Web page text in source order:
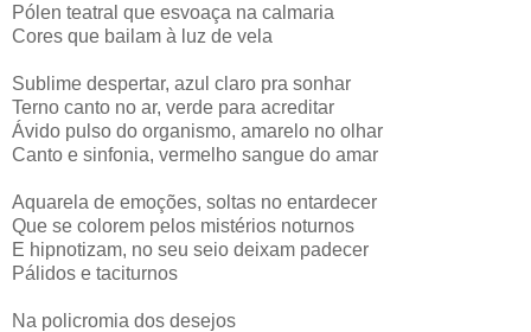
Pólen teatral que esvoaça na calmaria
Cores que bailam à luz de vela
Sublime despertar, azul claro pra sonhar
Terno canto no ar, verde para acreditar
Ávido pulso do organismo, amarelo no olhar
Canto e sinfonia, vermelho sangue do amar
Aquarela de emoções, soltas no entardecer
Que se colorem pelos mistérios noturnos
E hipnotizam, no seu seio deixam padecer
Pálidos e taciturnos
Na policromia dos desejos